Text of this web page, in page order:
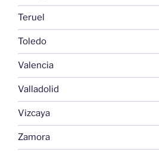
Teruel
Toledo
Valencia
Valladolid
Vizcaya
Zamora